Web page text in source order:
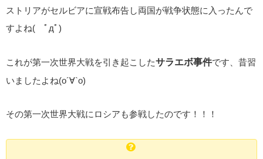
ストリアがセルビアに宣戦布告し両国が戦争状態に入ったんで
すよね( ﾟдﾟ)
これが第一次世界大戦を引き起こしたサラエボ事件です、昔習
いましたよね(о´∀`о)
その第一次世界大戦にロシアも参戦したのです！！！